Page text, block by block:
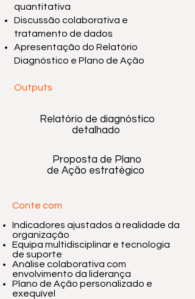
quantitativa
Discussão colaborativa e
tratamento de dados
Apresentação do Relatório
Diagnóstico e Plano de Ação
Outputs
Relatório de diagnóstico
detalhado
Proposta de Plano
de Ação estratégico
Conte com
Indicadores ajustados à realidade da
organização
Equipa multidisciplinar e tecnologia
de suporte
Análise colaborativa com
envolvimento da liderança
Plano de Ação personalizado e
exequível